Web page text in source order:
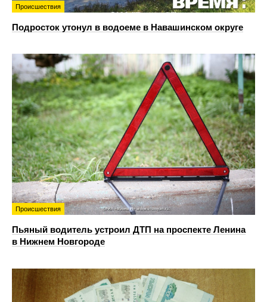
Происшествия
Подросток утонул в водоеме в Навашинском округе
Происшествия
Пьяный водитель устроил ДТП на проспекте Ленина
в Нижнем Новгороде